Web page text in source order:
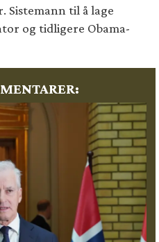
Sistemann til å lage
og tidligere Obama-